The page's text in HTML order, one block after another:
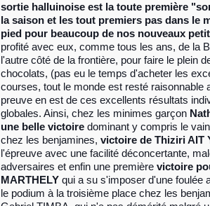
sortie halluinoise est la toute première
la saison et les tout premiers pas dans le
pied pour beaucoup de nos nouveaux
profité avec eux, comme tous les ans, de la
l'autre côté de la frontière, pour faire le plein
chocolats, (pas eu le temps d'acheter les
courses, tout le monde est resté raisonnable
preuve en est de ces excellents résultats
globales. Ainsi, chez les minimes garçon
une belle victoire dominant y compris le
chez les benjamines, victoire de Thiziri AIT
l'épreuve avec une facilité déconcertante,
adversaires et enfin une première victoire
MARTHELY qui a su s'imposer d'une foulée
le podium à la troisième place chez les